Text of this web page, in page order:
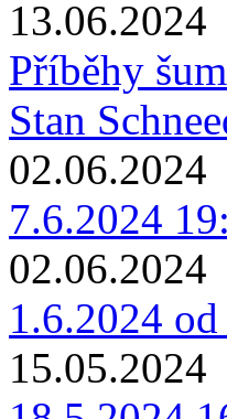
13.06.2024
Příběhy
Stan
02.06.2024
7.6.2024
02.06.2024
1.6.2024
15.05.2024